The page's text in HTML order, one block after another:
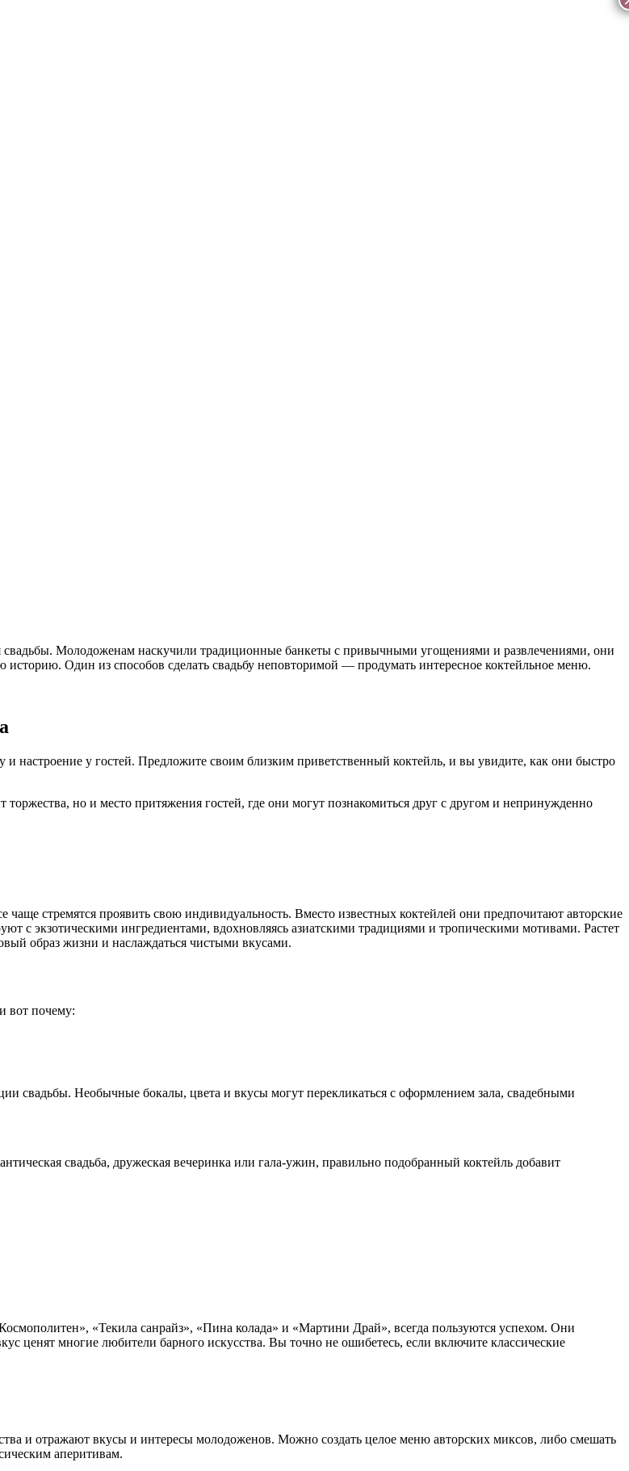
свадьбы. Молодоженам наскучили традиционные банкеты с привычными угощениями и развлечениями, они
Один из способов сделать свадьбу неповторимой — продумать интересное коктейльное меню.
настроение у гостей. Предложите своим близким приветственный коктейль, и вы увидите, как они быстро
но и место притяжения гостей, где они могут познакомиться друг с другом и непринужденно
стремятся проявить свою индивидуальность. Вместо известных коктейлей они предпочитают авторские
с экзотическими ингредиентами, вдохновляясь азиатскими традициями и тропическими мотивами. Растет
образ жизни и наслаждаться чистыми вкусами.
вот почему:
свадьбы. Необычные бокалы, цвета и вкусы могут перекликаться с оформлением зала, свадебными
свадьба, дружеская вечеринка или гала-ужин, правильно подобранный коктейль добавит
«Текила санрайз», «Пина колада» и «Мартини Драй», всегда пользуются успехом. Они
ценят многие любители барного искусства. Вы точно не ошибетесь, если включите классические
и отражают вкусы и интересы молодоженов. Можно создать целое меню авторских миксов, либо смешать
аперитивам.